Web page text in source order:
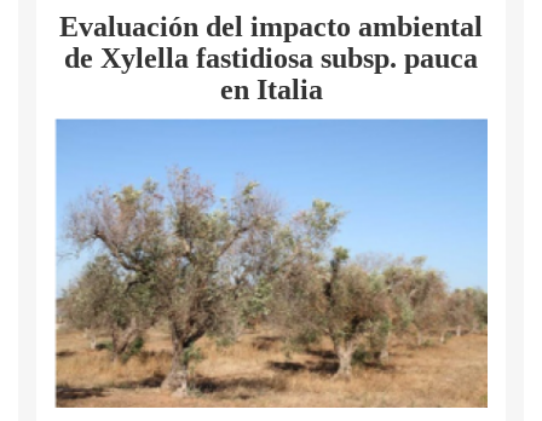
Evaluación del impacto ambiental
de Xylella fastidiosa subsp. pauca
en Italia